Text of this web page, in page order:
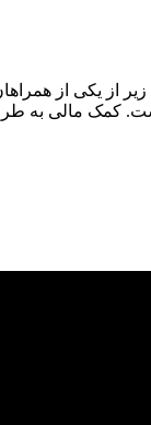
از یکی از
کمک مالی به